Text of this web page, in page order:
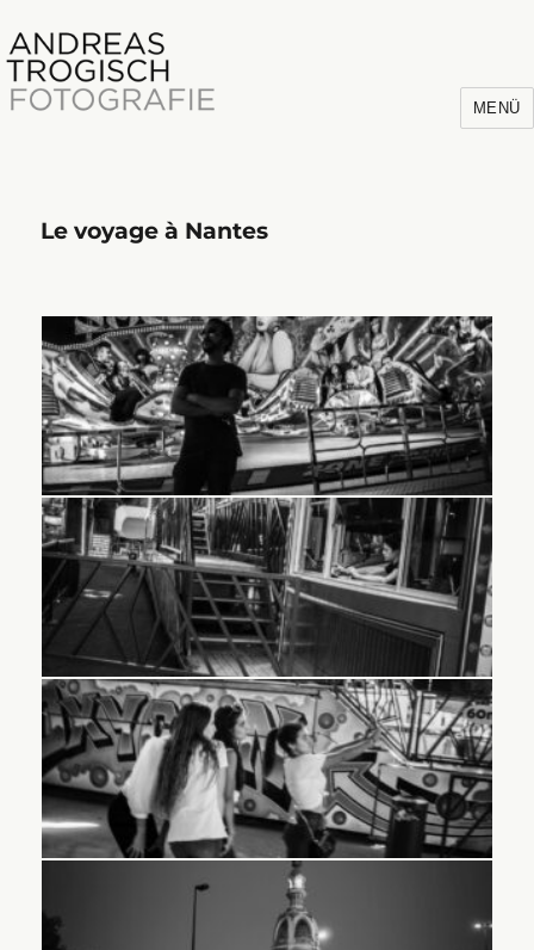
Andreas Trogisch
MENÜ
Le voyage à Nantes